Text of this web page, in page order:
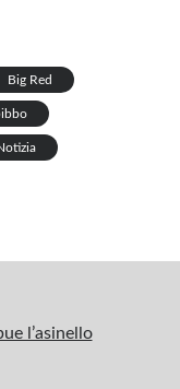
p
p
Big Red
l’asinello